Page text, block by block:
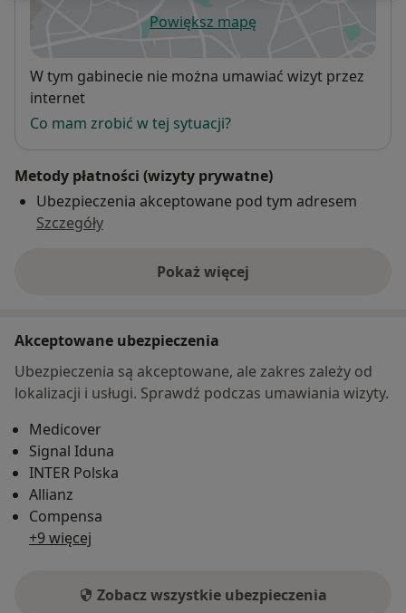
Powiększ mapęotwiera się w nowej karcie
Dostępność
W tym gabinecie nie można umawiać wizyt przez
internet
Co mam zrobić w tej sytuacji?
Metody płatności (wizyty prywatne)
Ubezpieczenia akceptowane pod tym adresem
Szczegóły
Pokaż więcej
o adresie
Akceptowane ubezpieczenia
Ubezpieczenia są akceptowane, ale zakres zależy od
lokalizacji i usługi. Sprawdź podczas umawiania wizyty.
Medicover
Signal Iduna
INTER Polska
Allianz
Compensa
+9 więcej
Zobacz wszystkie ubezpieczenia